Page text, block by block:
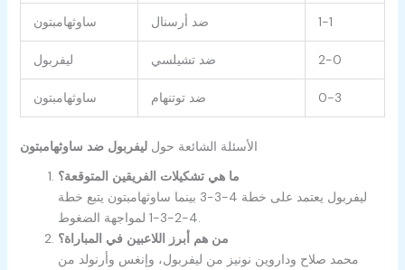
ساوثهامبتون ضد أرسنال 1-1
ليفربول ضد تشيلسي 2-0
ساوثهامبتون ضد توتنهام 0-3
الأسئلة الشائعة حولليفربول ضد ساوثهامبتون
ما هي تشكيلات الفريقين المتوقعة؟
ليفربول يعتمد على خطة 4-3-3 بينما ساوثهامبتون يتبع خطة
4-2-3-1 لمواجهة الضغوط.
من هم أبرز اللاعبين في المباراة؟
محمد صلاح وداروين نونيز من ليفربول، وإنغس وأرنولد من